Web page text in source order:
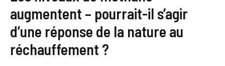
augmentent – ​​pourrait-il s’agir
d’une réponse de la nature au
réchauffement ?